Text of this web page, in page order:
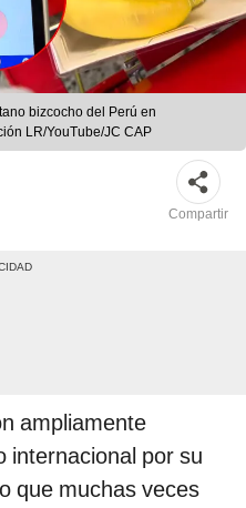
bizcocho del Perú en
LR/YouTube/JC CAP
Compartir
ampliamente
internacional por su
que muchas veces